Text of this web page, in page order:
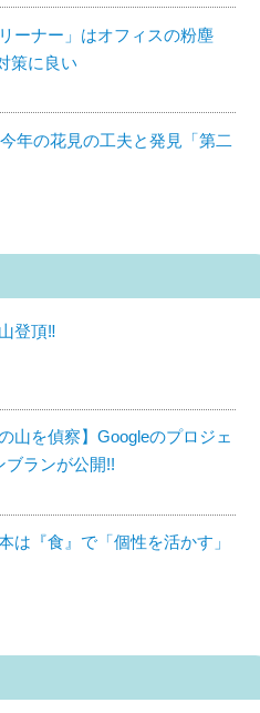
ーナー」はオフィスの粉塵
策に良い
年の花見の工夫と発見「第二
登頂‼︎
山を偵察】Googleのプロジェ
ブランが公開!!
は『食』で「個性を活かす」